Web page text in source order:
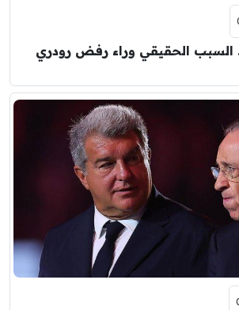
الحقيقي وراء رفض رودري